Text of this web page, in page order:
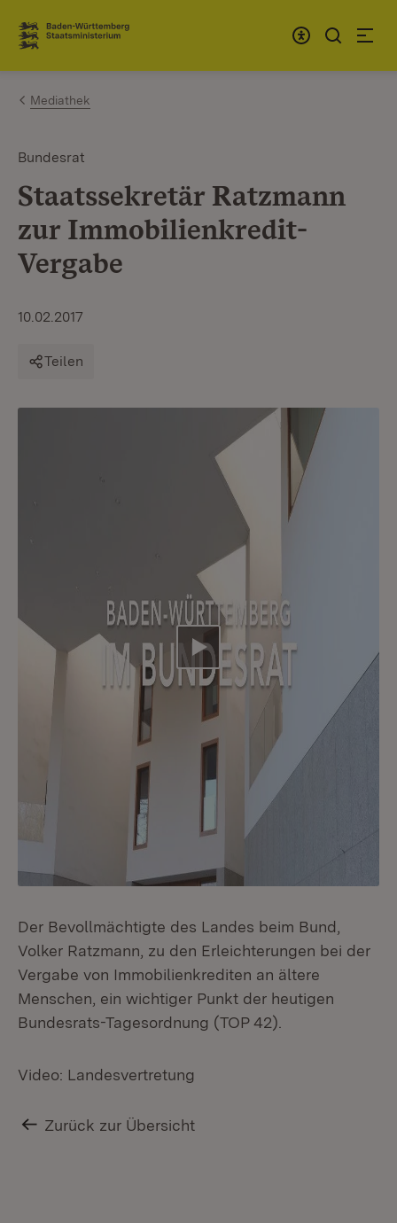
Zum Inhalt springen
Link zur Startseite
Mediathek
Bundesrat
Staatssekretär Ratzmann
zur Immobilienkredit-
Vergabe
10.02.2017
Teilen
Video abspielen
Der Bevollmächtigte des Landes beim Bund,
Volker Ratzmann, zu den Erleichterungen bei der
Vergabe von Immobilienkrediten an ältere
Menschen, ein wichtiger Punkt der heutigen
Bundesrats-Tagesordnung (TOP 42).
Video: Landesvertretung
Zurück zur Übersicht